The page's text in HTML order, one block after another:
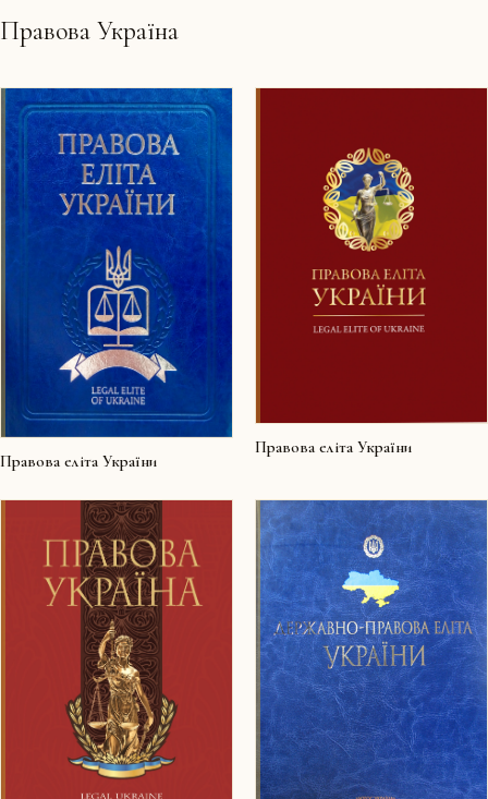
Правова Україна
Правова еліта України
Правова еліта України